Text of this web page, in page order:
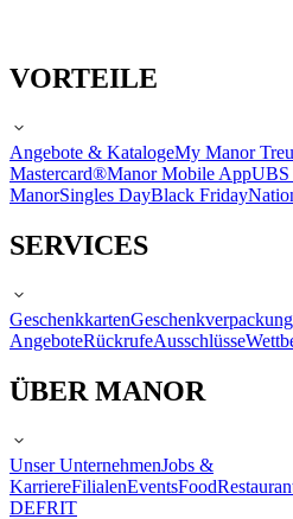
VORTEILE
Angebote & KatalogeMy Manor
Mastercard®Manor Mobile AppUBS
ManorSingles DayBlack Friday
SERVICES
GeschenkkartenGeschenkverpackung
AngeboteRückrufeAusschlüsse
ÜBER MANOR
Unser UnternehmenJobs &
KarriereFilialenEventsFood
DEFRIT